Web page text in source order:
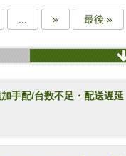
» 最後 »
手配/台数不足・配送遅延